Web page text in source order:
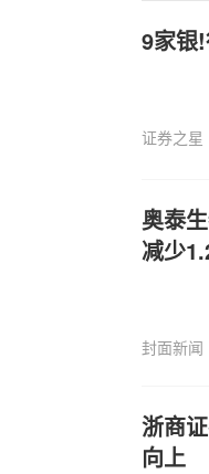
9家银
证券之星
奥泰
减少
封面新闻
浙商
向上